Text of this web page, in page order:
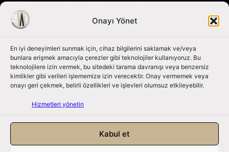
Onayı Yönet
En iyi deneyimleri sunmak için, cihaz bilgilerini saklamak ve/veya
bunlara erişmek amacıyla çerezler gibi teknolojiler kullanıyoruz. Bu
teknolojilere izin vermek, bu sitedeki tarama davranışı veya benzersiz
kimlikler gibi verileri işlememize izin verecektir. Onay vermemek veya
onayı geri çekmek, belirli özellikleri ve işlevleri olumsuz etkileyebilir.
Hizmetleri yönetin
Kabul et
Bizimle iletişime geçin: info@nouvart.net
Bizi Takip Edin